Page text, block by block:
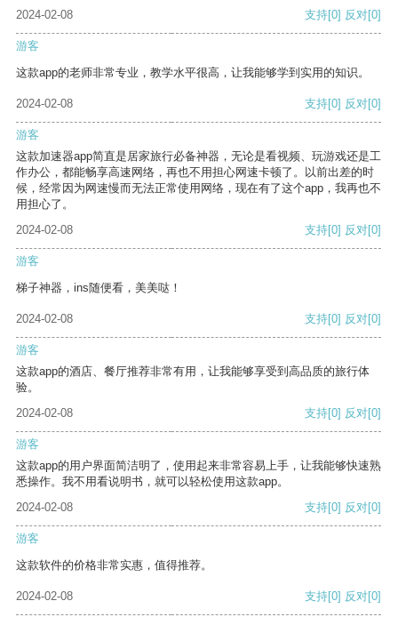
2024-02-08 支持[0] 反对[0]
游客
这款app的老师非常专业，教学水平很高，让我能够学到实用的知识。
2024-02-08 支持[0] 反对[0]
游客
这款加速器app简直是居家旅行必备神器，无论是看视频、玩游戏还是工
作办公，都能畅享高速网络，再也不用担心网速卡顿了。以前出差的时
候，经常因为网速慢而无法正常使用网络，现在有了这个app，我再也不
用担心了。
2024-02-08
支持[0] 反对[0]
游客
梯子神器，ins随便看，美美哒！
2024-02-08 支持[0] 反对[0]
游客
这款app的酒店、餐厅推荐非常有用，让我能够享受到高品质的旅行体
验。
2024-02-08
支持[0] 反对[0]
游客
这款app的用户界面简洁明了，使用起来非常容易上手，让我能够快速熟
悉操作。我不用看说明书，就可以轻松使用这款app。
2024-02-08
支持[0] 反对[0]
游客
这款软件的价格非常实惠，值得推荐。
2024-02-08 支持[0] 反对[0]